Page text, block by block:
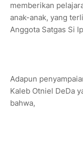
memberikan
anak-anak, yang
Anggota Satgas Si
Adapun
Kaleb Otniel DeDa
bahwa,